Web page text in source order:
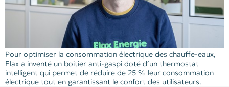
Pour optimiser la consommation électrique des chauffe-eaux,
Elax a inventé un boitier anti-gaspi doté d’un thermostat
intelligent qui permet de réduire de 25 % leur consommation
électrique tout en garantissant le confort des utilisateurs.